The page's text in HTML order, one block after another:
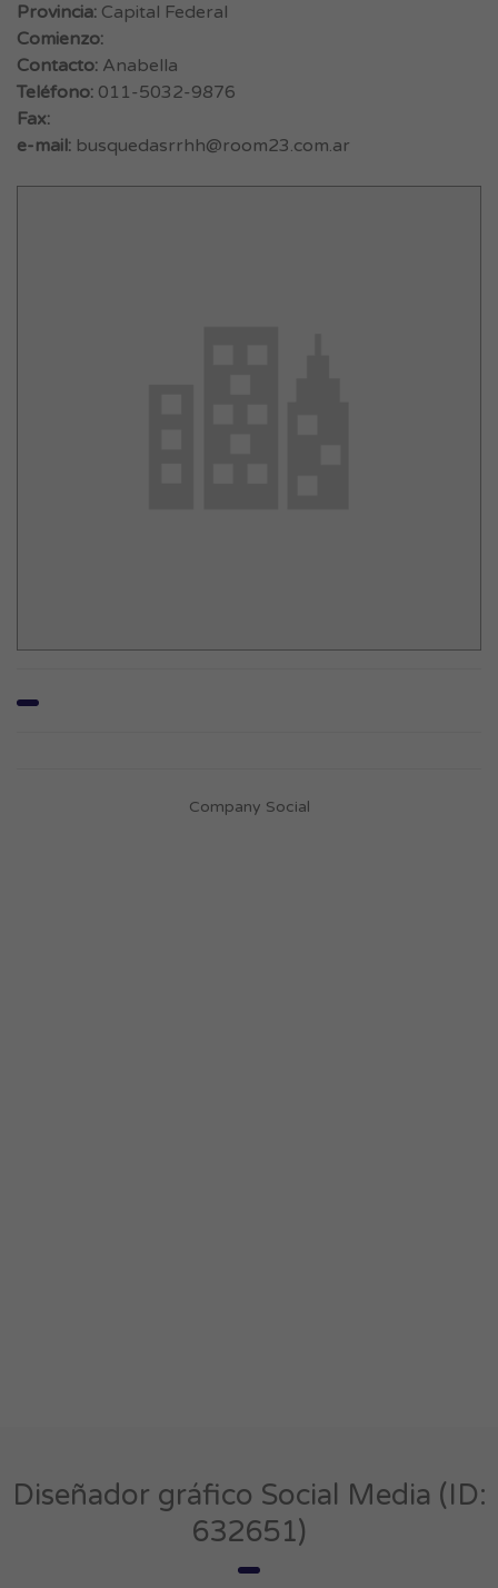
Provincia: Capital Federal
Comienzo:
Contacto: Anabella
Teléfono: 011-5032-9876
Fax:
e-mail: busquedasrrhh@room23.com.ar
Company Social
Diseñador gráfico Social Media (ID:
632651)